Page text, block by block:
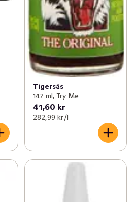
Tigersås
147 ml, Try Me
41,60 kr
282,99 kr /l